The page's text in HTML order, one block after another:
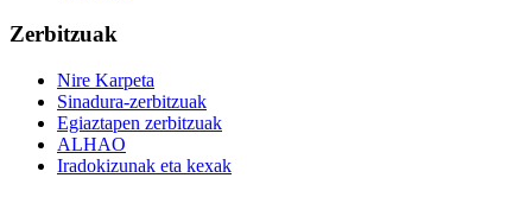
Zerbitzuak
Nire Karpeta
Sinadura-zerbitzuak
Egiaztapen zerbitzuak
ALHAO
Iradokizunak eta kexak